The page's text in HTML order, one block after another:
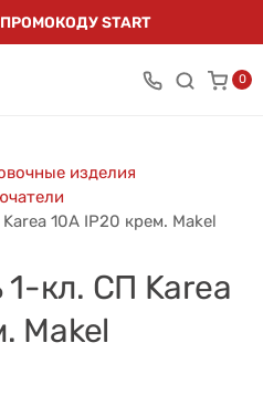
START
0
изделия
10А IP20 крем. Makel
кл. СП Karea
Makel